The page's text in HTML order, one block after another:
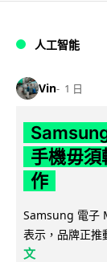
人工智能
Vin 1 日
手機毋須
作
Samsung 電子
表示，品牌正
文